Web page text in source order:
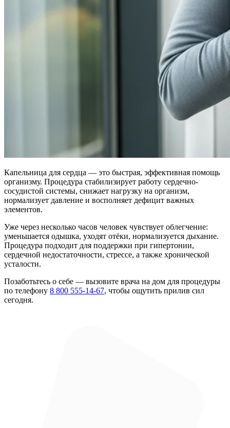
Капельница для сердца — это быстрая, эффективная помощь
организму. Процедура стабилизирует работу сердечно-
сосудистой системы, снижает нагрузку на организм,
нормализует давление и восполняет дефицит важных
элементов.
Уже через несколько часов человек чувствует облегчение:
уменьшается одышка, уходят отёки, нормализуется дыхание.
Процедура подходит для поддержки при гипертонии,
сердечной недостаточности, стрессе, а также хронической
усталости.
Позаботьтесь о себе — вызовите врача на дом для процедуры
по телефону 8 800 555-14-67, чтобы ощутить прилив сил
сегодня.